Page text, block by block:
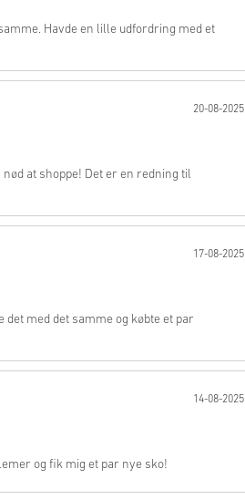
Havde en lille udfordring med et
20-08-2025
at shoppe! Det er en redning til
17-08-2025
med det samme og købte et par
14-08-2025
og fik mig et par nye sko!